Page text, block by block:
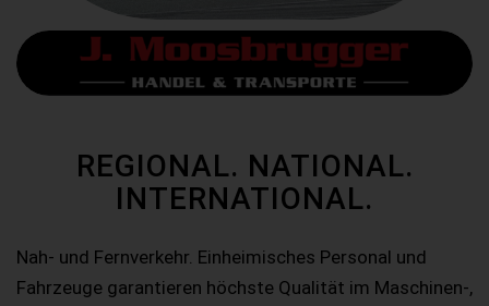
REGIONAL. NATIONAL.
INTERNATIONAL.
Nah- und Fernverkehr. Einheimisches Personal und
Fahrzeuge garantieren höchste Qualität im Maschinen-,